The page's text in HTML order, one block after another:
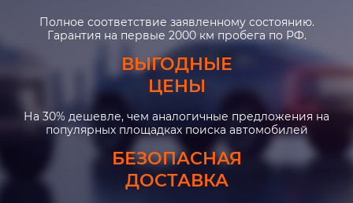
Полное соответствие заявленному состоянию.
Гарантия на первые 2000 км пробега по РФ.
ВЫГОДНЫЕ
ЦЕНЫ
На 30% дешевле, чем аналогичные предложения на
популярных площадках поиска автомобилей
БЕЗОПАСНАЯ
ДОСТАВКА